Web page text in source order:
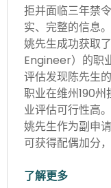
拒并面临三年禁
实、完整的信息
姚先生成功获取
Engineer）的职
评估发现陈先生
职业在维州190
业评估可行性高
姚先生作为副申
可获得配偶加分
了解更多